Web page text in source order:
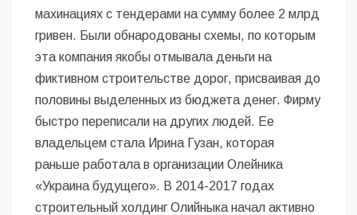
махинациях с тендерами на сумму более 2 млрд
гривен. Были обнародованы схемы, по которым
эта компания якобы отмывала деньги на
фиктивном строительстве дорог, присваивая до
половины выделенных из бюджета денег. Фирму
быстро переписали на других людей. Ее
владельцем стала Ирина Гузан, которая
раньше работала в организации Олейника
«Украина будущего». В 2014-2017 годах
строительный холдинг Олийныка начал активно